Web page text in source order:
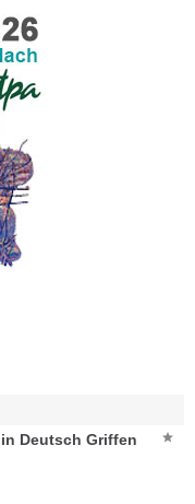
Deutsch Griffen